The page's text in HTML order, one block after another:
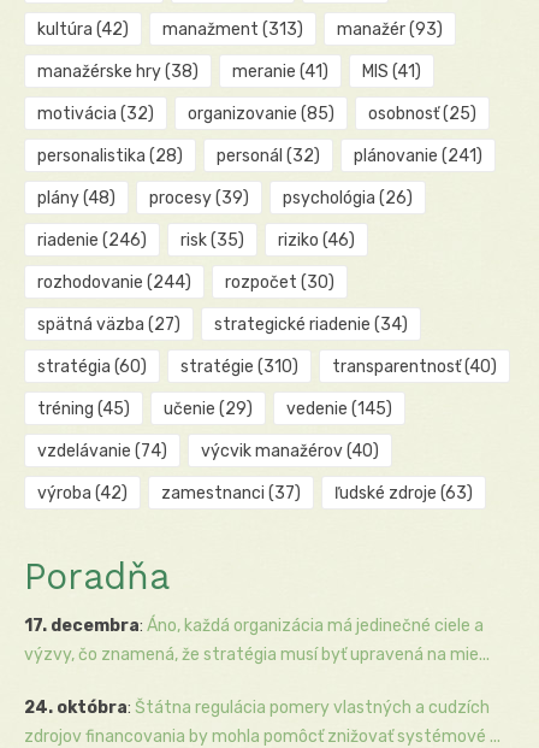
kultúra (42) manažment (313) manažér(93)
manažérske hry(38) meranie (41) MIS (41)
motivácia (32) organizovanie (85) osobnosť(25)
personalistika (28) personál (32) plánovanie (241)
plány(48) procesy(39) psychológia (26)
riadenie (246) risk(35) riziko (46)
rozhodovanie (244) rozpočet (30)
spätná väzba (27) strategické riadenie (34)
stratégia (60) stratégie (310) transparentnosť(40)
tréning (45) učenie (29) vedenie (145)
vzdelávanie (74) výcvik manažérov(40)
výroba (42) zamestnanci (37) ľudské zdroje (63)
Poradňa
17. decembra: Áno, každá organizácia má jedinečné ciele a
výzvy, čo znamená, že stratégia musí byť upravená na mie...
24. októbra: Štátna regulácia pomery vlastných a cudzích
zdrojov financovania by mohla pomôcť znižovať systémové ...